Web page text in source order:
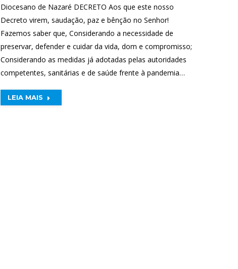
Diocesano de Nazaré DECRETO Aos que este nosso
Decreto virem, saudação, paz e bênção no Senhor!
Fazemos saber que, Considerando a necessidade de
preservar, defender e cuidar da vida, dom e compromisso;
Considerando as medidas já adotadas pelas autoridades
competentes, sanitárias e de saúde frente à pandemia…
LEIA MAIS